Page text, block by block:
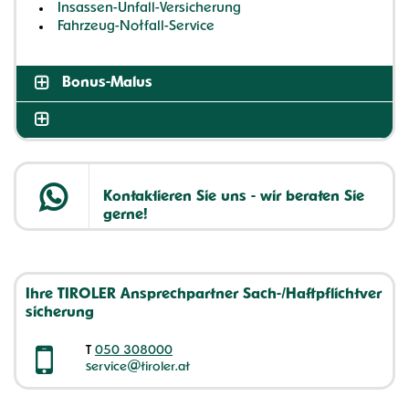
Insassen-Unfall-Versicherung
Fahrzeug-Notfall-Service
Bonus-Malus
Kontaktieren Sie uns - wir beraten Sie
gerne!
Ihre TIROLER Ansprechpartner Sach-/Haftpflichtver
sicherung
T 050 308000
service@tiroler.at